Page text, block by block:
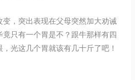
，突出表现在父母突然加大劝诫
只有一个胃是不？跟牛那样有四
光这几个胃就该有几十斤了吧！